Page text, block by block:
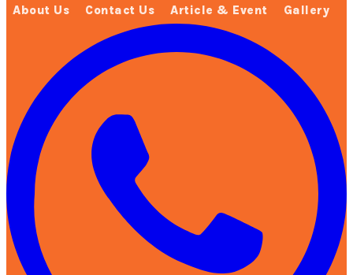
About Us Contact Us Article & Event Gallery